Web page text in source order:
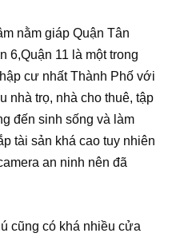
nằm giáp Quận Tân
6,Quận 11 là một trong
cư nhất Thành Phố với
nhà trọ, nhà cho thuê, tập
đến sinh sống và làm
tài sản khá cao tuy nhiên
an ninh nên đã
cũng có khá nhiều cửa